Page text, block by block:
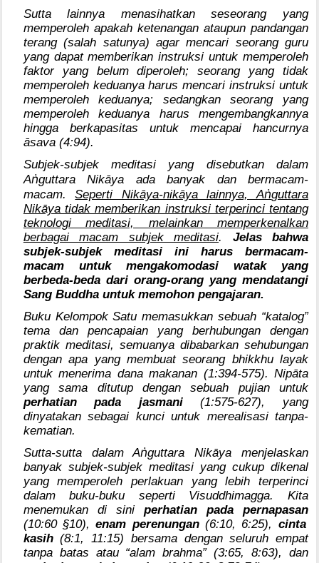
Sutta lainnya menasihatkan seseorang yang
memperoleh apakah ketenangan ataupun pandangan
terang (salah satunya) agar mencari seorang guru
yang dapat memberikan instruksi untuk memperoleh
faktor yang belum diperoleh; seorang yang tidak
memperoleh keduanya harus mencari instruksi untuk
memperoleh keduanya; sedangkan seorang yang
memperoleh keduanya harus mengembangkannya
hingga berkapasitas untuk mencapai hancurnya
āsava (4:94).
Subjek-subjek meditasi yang disebutkan dalam
Aṅguttara Nikāya ada banyak dan bermacam-
macam.Seperti Nikāya-nikāya lainnya, Aṅguttara
Nikāya tidak memberikan instruksi terperinci tentang
teknologi meditasi, melainkan memperkenalkan
berbagai macam subjek meditasi. Jelas bahwa
subjek-subjek meditasi ini harus bermacam-
macam untuk mengakomodasi watak yang
berbeda-beda dari orang-orang yang mendatangi
Sang Buddha untuk memohon pengajaran.
Buku Kelompok Satu memasukkan sebuah “katalog”
tema dan pencapaian yang berhubungan dengan
praktik meditasi, semuanya dibabarkan sehubungan
dengan apa yang membuat seorang bhikkhu layak
untuk menerima dana makanan (1:394-575). Nipāta
yang sama ditutup dengan sebuah pujian untuk
perhatian pada jasmani(1:575-627), yang
dinyatakan sebagai kunci untuk merealisasi tanpa-
kematian.
Sutta-sutta dalam Aṅguttara Nikāya menjelaskan
banyak subjek-subjek meditasi yang cukup dikenal
yang memperoleh perlakuan yang lebih terperinci
dalam buku-buku seperti Visuddhimagga. Kita
menemukan di sini perhatian pada pernapasan
(10:60 §10),enam perenungan(6:10, 6:25), cinta
kasih(8:1, 11:15) bersama dengan seluruh empat
tanpa batas atau “alam brahma” (3:65, 8:63), dan